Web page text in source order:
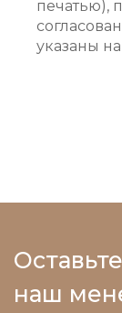
печатью),
указаны
наш